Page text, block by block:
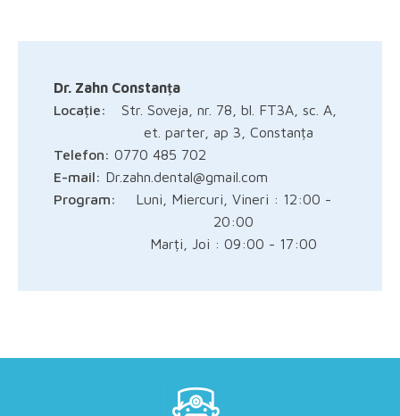
Dr. Zahn Constanța
Locație:
Str. Soveja, nr. 78, bl. FT3A, sc. A,
et. parter, ap 3, Constanța
Telefon: 0770 485 702
E-mail: Dr.zahn.dental@gmail.com
Program:
Luni, Miercuri, Vineri : 12:00 -
20:00
Marți, Joi : 09:00 - 17:00